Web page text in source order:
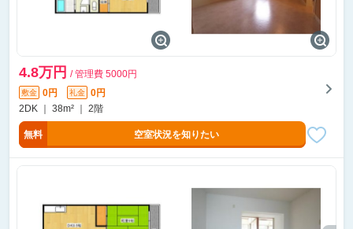
4.8万円 / 管理費 5000円
敷金 0円 礼金
0円
2DK ｜ 38m² ｜ 2階
無料 空室状況を知りたい